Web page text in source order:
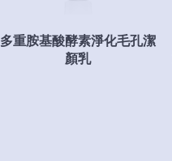
多重胺基酸酵素淨化毛孔潔
顏乳